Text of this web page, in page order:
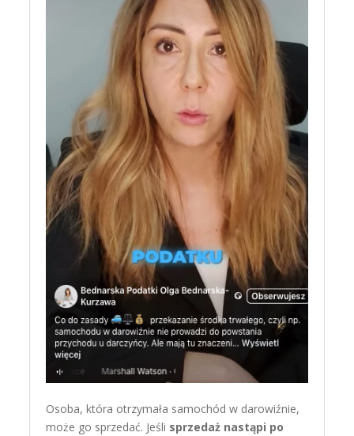
Osoba, która otrzymała samochód w darowiźnie,
może go sprzedać. Jeśli sprzedaż nastąpi po